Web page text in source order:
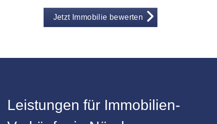
Jetzt Immobilie bewerten
Leistungen für Immobilien-